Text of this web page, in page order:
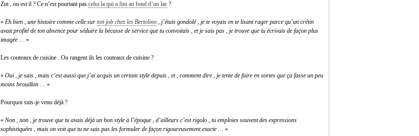
Zut , ou est il ? Ce n’est pourtant pas celui la qui a fini au fond d’un lac ?
« Eh bien , une histoire comme celle sur ton job chez les Bertolino , j’étais gondolé , je te voyais en te lisant rager parce qu’un crétin
avait profité de ton absence pour séduire la bécasse de service que tu convoitais , et je sais pas , je trouve que tu écrivais de façon plus
imagée … »
Les couteaux de cuisine . Ou rangent ils les couteaux de cuisine ?
« Oui , je sais , mais c’est aussi que j’ai acquis un certain style depuis , et , comment dire , je tente de faire en sortes que ça fasse un peu
moins brouillon … »
Pourquoi suis-je venu déjà ?
« Non , non , je trouve que tu avais déjà un bon style à l’époque , d’ailleurs c’est rigolo , tu emploies souvent des expressions
sophistiquées , mais on voit que tu ne sais pas les formuler de façon rigoureusement exacte … »